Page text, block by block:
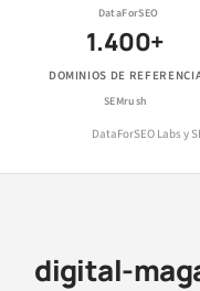
DataForSEO
1.400+
DOMINIOS DE
SEMrush
DataForSEO Labs y
digital-